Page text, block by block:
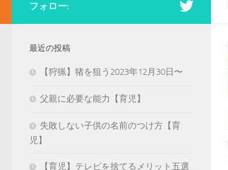
フォロー:
最近の投稿
【狩猟】猪を狙う2023年12月30日〜
父親に必要な能力【育児】
失敗しない子供の名前のつけ方【育
児】
【育児】テレビを捨てるメリット五選